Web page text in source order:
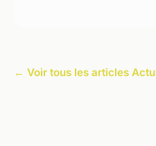
← Voir tous les articles Actu